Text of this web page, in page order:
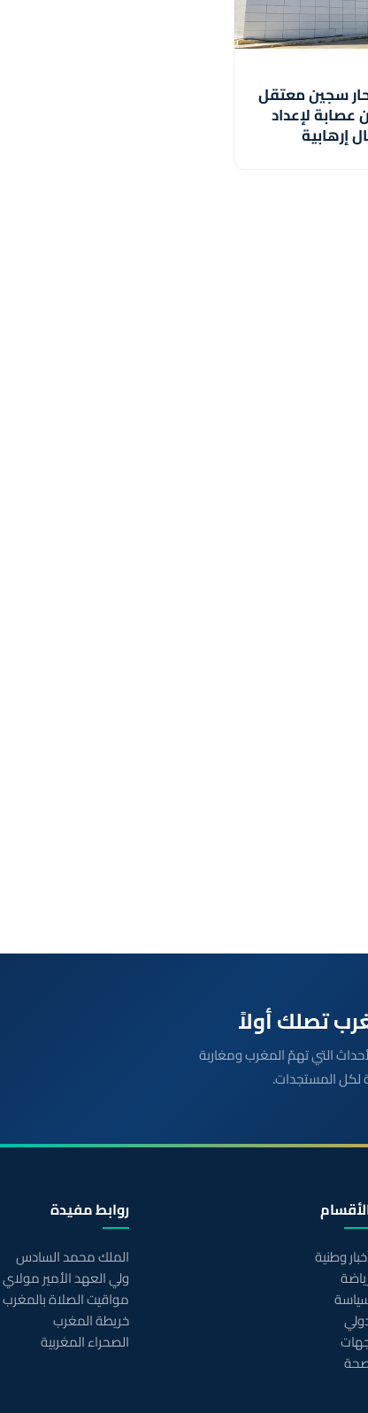
سجين معتقل
عصابة لإعداد
إرهابية
لكل الأحداث التي تهمّ المغرب ومغاربة
لكل المستجدات.
وطنية
روابط مفيدة
الملك محمد السادس
ولي العهد الأمير
مواقيت الصلاة بالمغرب
خريطة المغرب
الصحراء المغربية